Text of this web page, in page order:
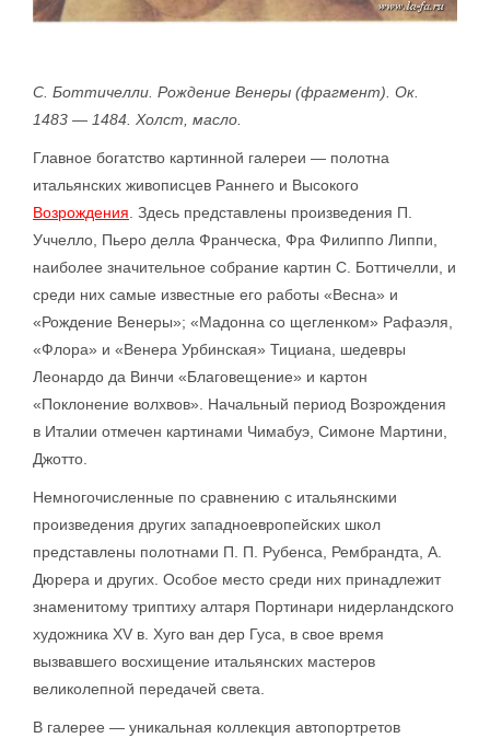
С. Боттичелли. Рождение Венеры (фрагмент). Ок.
1483 — 1484. Холст, масло.
Главное богатство картинной галереи — полотна
итальянских живописцев Раннего и Высокого
Возрождения. Здесь представлены произведения П.
Уччелло, Пьеро делла Франческа, Фра Филиппо Липпи,
наиболее значительное собрание картин С. Боттичелли, и
среди них самые известные его работы «Весна» и
«Рождение Венеры»; «Мадонна со щегленком» Рафаэля,
«Флора» и «Венера Урбинская» Тициана, шедевры
Леонардо да Винчи «Благовещение» и картон
«Поклонение волхвов». Начальный период Возрождения
в Италии отмечен картинами Чимабуэ, Симоне Мартини,
Джотто.
Немногочисленные по сравнению с итальянскими
произведения других западноевропейских школ
представлены полотнами П. П. Рубенса, Рембрандта, А.
Дюрера и других. Особое место среди них принадлежит
знаменитому триптиху алтаря Портинари нидерландского
художника XV в. Хуго ван дер Гуса, в свое время
вызвавшего восхищение итальянских мастеров
великолепной передачей света.
В галерее — уникальная коллекция автопортретов